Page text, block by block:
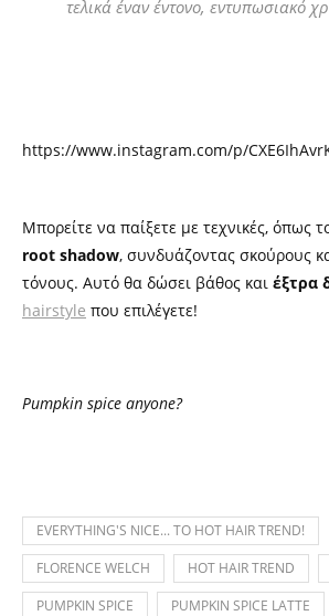
τελικά έναν έντονο, εντυπωσιακό
https://www.instagram.com/p/
Μπορείτε να παίξετε με τεχνικές, όπως
root shadow, συνδυάζοντας σκούρους
τόνους. Αυτό θα δώσει βάθος και έξτρα
hairstyle που επιλέγετε!
Pumpkin spice anyone?
EVERYTHING'S NICE... TΟ HOT HAIR TREND!
FLORENCE WELCH
HOT HAIR TREND
PUMPKIN SPICE
PUMPKIN SPICE LATTE